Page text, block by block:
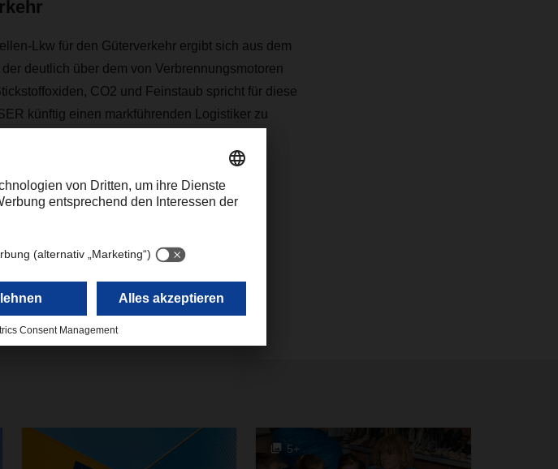
Lkw für den Güterverkehr ergibt sich aus dem
deutlich über dem von Verbrennungsmotoren
CO2 und Feinstaub spricht für diese
künftig einen markführenden Logistiker zu
Vorstandsvorsitzender des DWV.
christian.weber@dachser.com
5+